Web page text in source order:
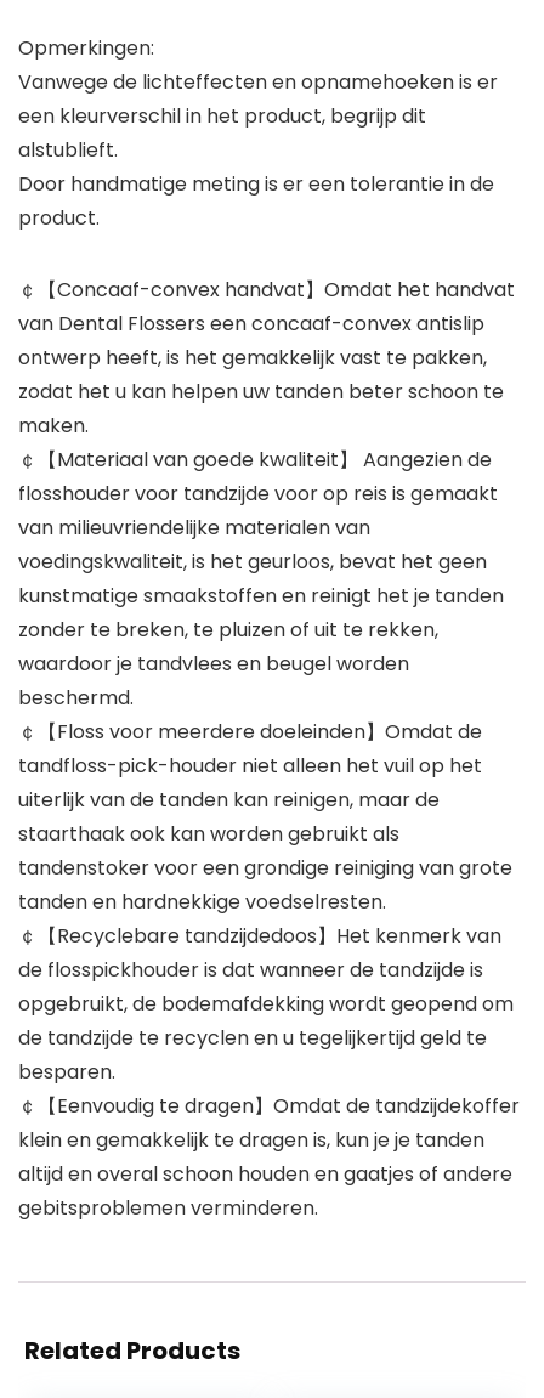
Opmerkingen:
Vanwege de lichteffecten en opnamehoeken is er
een kleurverschil in het product, begrijp dit
alstublieft.
Door handmatige meting is er een tolerantie in de
product.
￠【Concaaf-convex handvat】Omdat het handvat
van Dental Flossers een concaaf-convex antislip
ontwerp heeft, is het gemakkelijk vast te pakken,
zodat het u kan helpen uw tanden beter schoon te
maken.
￠【Materiaal van goede kwaliteit】 Aangezien de
flosshouder voor tandzijde voor op reis is gemaakt
van milieuvriendelijke materialen van
voedingskwaliteit, is het geurloos, bevat het geen
kunstmatige smaakstoffen en reinigt het je tanden
zonder te breken, te pluizen of uit te rekken,
waardoor je tandvlees en beugel worden
beschermd.
￠【Floss voor meerdere doeleinden】Omdat de
tandfloss-pick-houder niet alleen het vuil op het
uiterlijk van de tanden kan reinigen, maar de
staarthaak ook kan worden gebruikt als
tandenstoker voor een grondige reiniging van grote
tanden en hardnekkige voedselresten.
￠【Recyclebare tandzijdedoos】Het kenmerk van
de flosspickhouder is dat wanneer de tandzijde is
opgebruikt, de bodemafdekking wordt geopend om
de tandzijde te recyclen en u tegelijkertijd geld te
besparen.
￠【Eenvoudig te dragen】Omdat de tandzijdekoffer
klein en gemakkelijk te dragen is, kun je je tanden
altijd en overal schoon houden en gaatjes of andere
gebitsproblemen verminderen.
Related Products